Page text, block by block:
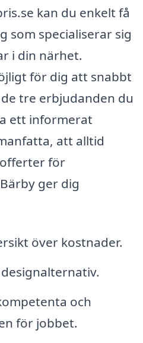
kan du enkelt få
som specialiserar sig
i din närhet.
för dig att snabbt
tre erbjudanden du
ett informerat
att alltid
för
ger dig
över kostnader.
och
för jobbet.